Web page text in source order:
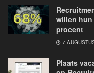
willen
procent
7
Plaats